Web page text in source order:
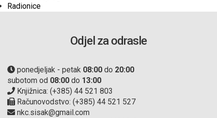
Radionice
Odjel za odrasle
ponedjeljak - petak 08:00 do 20:00
subotom od 08:00 do 13:00
Knjižnica: (+385) 44 521 803
Računovodstvo: (+385) 44 521 527
nkc.sisak@gmail.com